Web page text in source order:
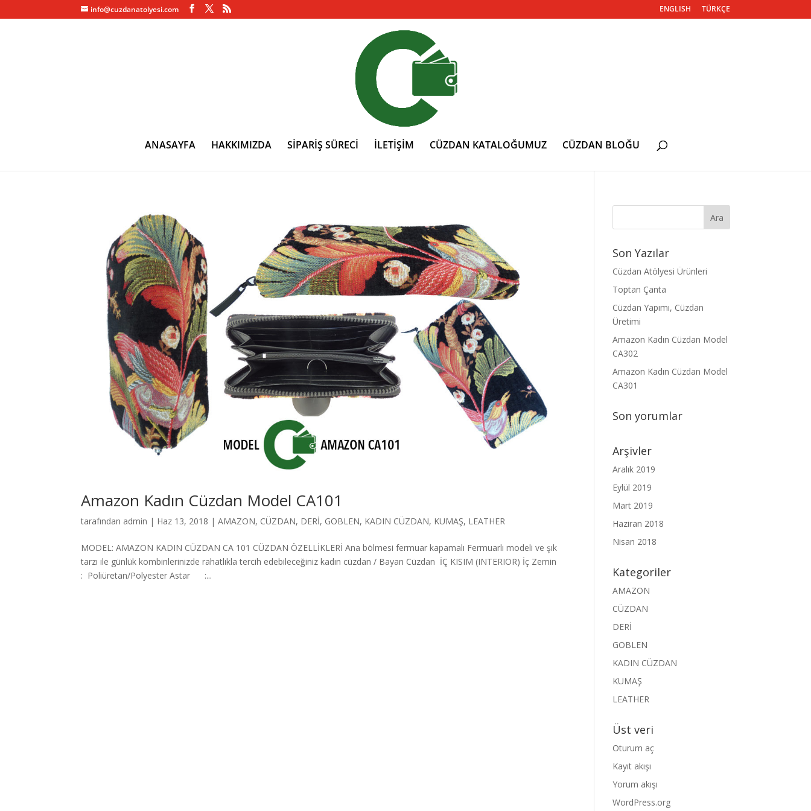
info@cuzdanatolyesi.com ENGLISH TÜRKÇE
ANASAYFA HAKKIMIZDA SİPARİŞ SÜRECİ İLETİŞİM CÜZDAN KATALOĞUMUZ CÜZDAN BLOĞU
Amazon Kadın Cüzdan Model CA101
tarafından admin | Haz 13, 2018 |AMAZON, CÜZDAN, DERİ, GOBLEN, KADIN CÜZDAN, KUMAŞ, LEATHER
MODEL: AMAZON KADIN CÜZDAN CA 101 CÜZDAN ÖZELLİKLERİ Ana bölmesi fermuar kapamalı Fermuarlı modeli ve şık
tarzı ile günlük kombinlerinizde rahatlıkla tercih edebileceğiniz kadın cüzdan / Bayan Cüzdan İÇ KISIM (INTERIOR) İç Zemin
: Poliüretan/Polyester Astar :...
Son Yazılar
Cüzdan Atölyesi Ürünleri
Toptan Çanta
Cüzdan Yapımı, Cüzdan
Üretimi
Amazon Kadın Cüzdan Model
CA302
Amazon Kadın Cüzdan Model
CA301
Son yorumlar
Arşivler
Aralık 2019
Eylül 2019
Mart 2019
Haziran 2018
Nisan 2018
Kategoriler
AMAZON
CÜZDAN
DERİ
GOBLEN
KADIN CÜZDAN
KUMAŞ
LEATHER
Üst veri
Oturum aç
Kayıt akışı
Yorum akışı
WordPress.org